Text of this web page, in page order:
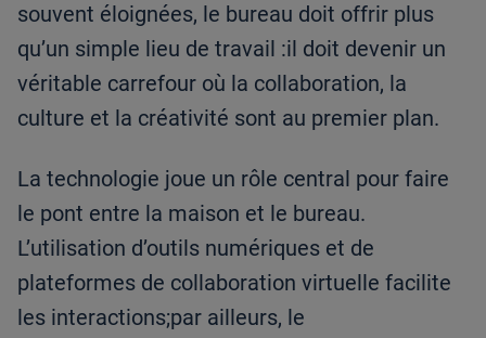
souvent éloignées, le bureau doit offrir plus
qu’un simple lieu de travail :il doit devenir un
véritable carrefour où la collaboration, la
culture et la créativité sont au premier plan.
La technologie joue un rôle central pour faire
le pont entre la maison et le bureau.
L’utilisation d’outils numériques et de
plateformes de collaboration virtuelle facilite
les interactions;par ailleurs, le